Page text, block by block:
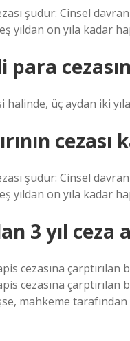
şudur: Cinsel
on yıla kadar
para
üç aydan iki
cezası
şudur: Cinsel
on yıla kadar
3 yıl ceza
cezasına
cezasına çarptırılan
mahkeme